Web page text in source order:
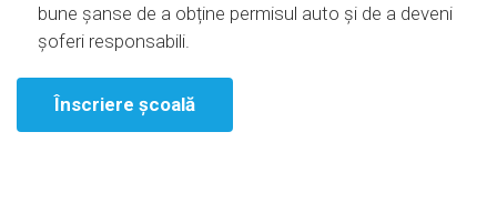
bune șanse de a obține permisul auto și de a deveni
șoferi responsabili.
Înscriere școală